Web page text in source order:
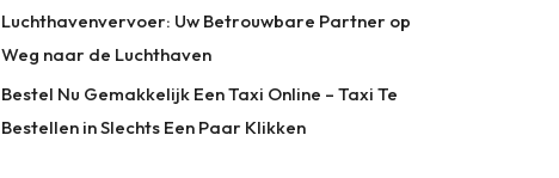
Luchthavenvervoer: Uw Betrouwbare Partner op
Weg naar de Luchthaven
Bestel Nu Gemakkelijk Een Taxi Online – Taxi Te
Bestellen in Slechts Een Paar Klikken